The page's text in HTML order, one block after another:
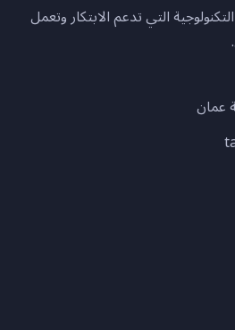
التي تدعم الابتكار وتعمل
عمان